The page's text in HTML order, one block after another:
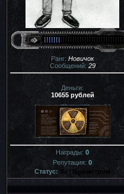
Ранг:Новичок
Сообщений:29
Деньги:
10655 рублей
Награды: 0
Репутация: 0
Статус: За Периметром